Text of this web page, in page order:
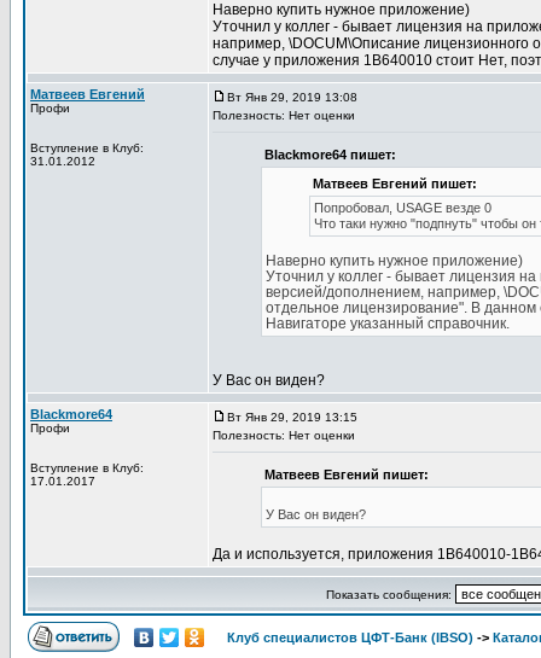
Наверно купить нужное приложение)
Уточнил у коллег - бывает лицензия на
например, \DOCUM\Описание лицензионного
случае у приложения 1B640010 стоит Нет,
Матвеев Евгений
Профи
Вступление в Клуб:
31.01.2012
Вт Янв 29, 2019 13:08
Полезность: Нет оценки
Blackmore64 пишет:
Матвеев Евгений пишет:
Попробовал, USAGE везде 0
Что таки нужно "подпнуть" чтобы
Наверно купить нужное приложение)
Уточнил у коллег - бывает лицензия
версией/дополнением, например,
отдельное лицензирование". В данном
Навигаторе указанный справочник.
У Вас он виден?
Blackmore64
Профи
Вступление в Клуб:
17.01.2017
Вт Янв 29, 2019 13:15
Полезность: Нет оценки
Матвеев Евгений пишет:
У Вас он виден?
Да и используется, приложения 1B640010-
Показать сообщения:
Клуб специалистов ЦФТ-Банк (IBSO) ->